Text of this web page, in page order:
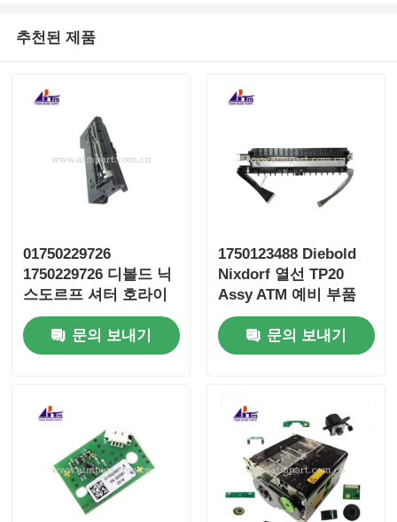
추천된 제품
01750229726
1750229726 디볼드 닉
스도르프 셔터 호라이
즌 8x CMD RL 스트립
문의 보내기
1750123488 Diebold
Nixdorf 열선 TP20
Assy ATM 예비 부품
문의 보내기